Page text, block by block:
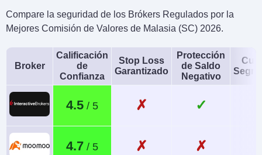
Compare la seguridad de los Brókers Regulados por la
Mejores Comisión de Valores de Malasia (SC) 2026.
Broker
Calificación
de
Confianza
Stop Loss
Garantizado
Protección
de Saldo
Negativo
4.5 ✗ ✓
4.7 ✗ ✗